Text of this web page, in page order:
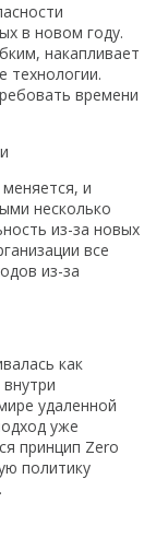
в новом году.
накапливает
технологии.
времени
и
несколько
из-за новых
все
из-за
как
удаленной
уже
принцип Zero
политику